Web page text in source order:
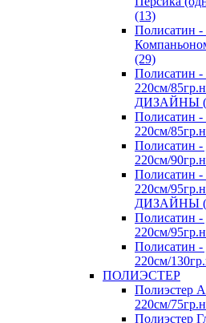
(13)
Полисатин -
(29)
Полисатин -
220см/
ДИЗАЙНЫ
Полисатин -
220см/
Полисатин -
220см/
Полисатин -
220см/
ДИЗАЙНЫ
Полисатин -
220см/
Полисатин -
220см/
ПОЛИЭСТЕР
Полиэстер
220см/
Полиэстер